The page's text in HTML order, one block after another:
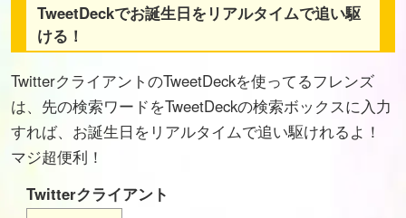
TweetDeckでお誕生日をリアルタイムで追い駆
ける！
TwitterクライアントのTweetDeckを使ってるフレンズ
は、先の検索ワードをTweetDeckの検索ボックスに入力
すれば、お誕生日をリアルタイムで追い駆けれるよ！
マジ超便利！
Twitterクライアント